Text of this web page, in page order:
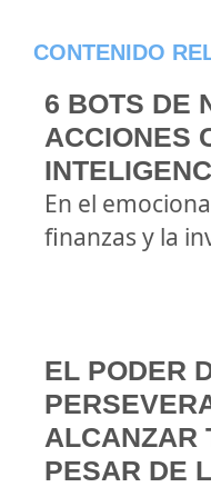
CONTENIDO
6 BOTS DE
ACCIONES
En el
finanzas y la
EL PODER
ALCANZAR
PESAR DE